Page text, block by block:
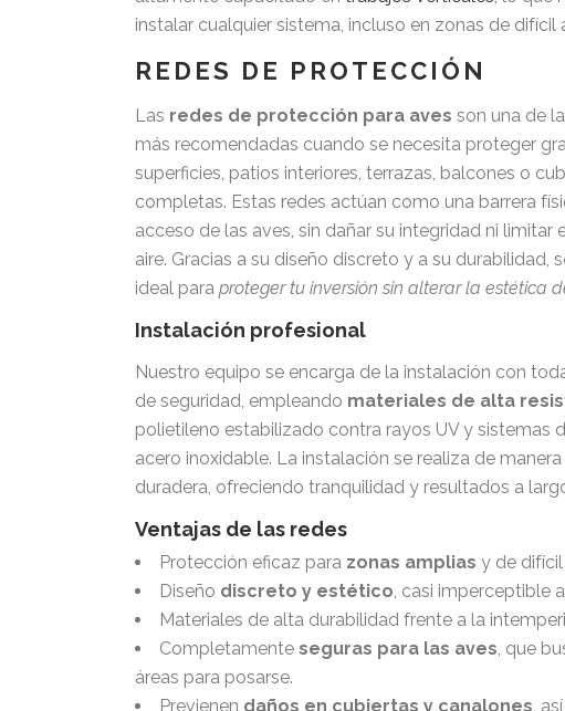
instalar cualquier sistema, incluso en zonas de difícil
REDES DE PROTECCIÓN
Las redes de protección para aves son una de
más recomendadas cuando se necesita proteger
superficies, patios interiores, terrazas, balcones o
completas. Estas redes actúan como una barrera
acceso de las aves, sin dañar su integridad ni limitar
aire. Gracias a su diseño discreto y a su durabilidad,
ideal para proteger tu inversión sin alterar la estética
Instalación profesional
Nuestro equipo se encarga de la instalación con
de seguridad, empleando materiales de alta
polietileno estabilizado contra rayos UV y sistemas
acero inoxidable. La instalación se realiza de
duradera, ofreciendo tranquilidad y resultados a
Ventajas de las redes
Protección eficaz para zonas amplias y de
Diseño discreto y estético, casi imperceptible
Materiales de alta durabilidad frente a la
Completamente seguras para las aves, que
áreas para posarse.
Previenen daños en cubiertas y canalones,